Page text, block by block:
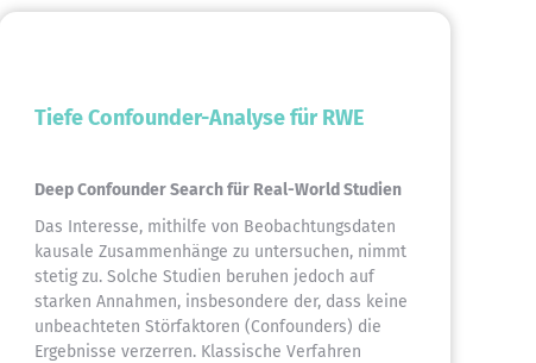
Tiefe Confounder-Analyse für RWE
Deep Confounder Search für Real-World Studien
Das Interesse, mithilfe von Beobachtungsdaten
kausale Zusammenhänge zu untersuchen, nimmt
stetig zu. Solche Studien beruhen jedoch auf
starken Annahmen, insbesondere der, dass keine
unbeachteten Störfaktoren (Confounders) die
Ergebnisse verzerren. Klassische Verfahren